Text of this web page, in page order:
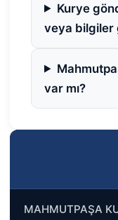
MAHMUTPAŞA
Kurye
veya bilgiler
var mı?